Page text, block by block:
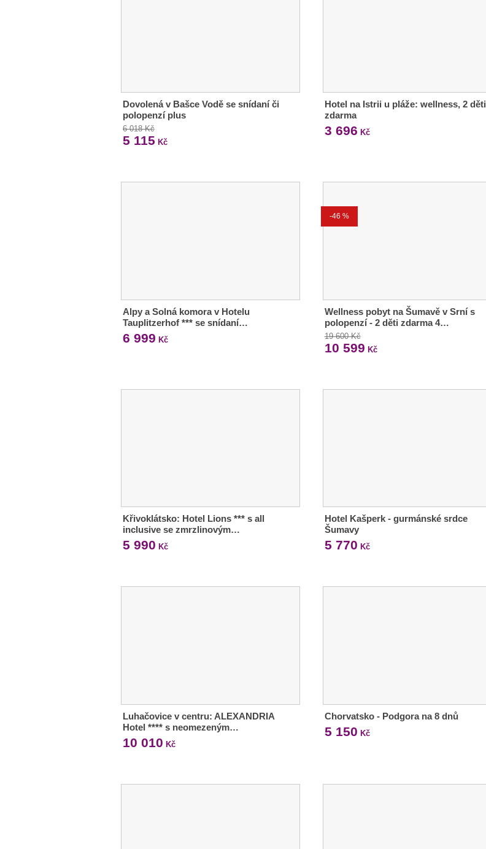
Dovolená v Bašce Vodě se snídaní či
polopenzí plus
6 018 Kč
5 115 Kč
Hotel na Istrii u pláže: wellness, 2 děti
zdarma
3 696 Kč
Alpy a Solná komora v Hotelu
Tauplitzerhof *** se snídaní…
6 999 Kč
-46 %
Wellness pobyt na Šumavě v Srní s
polopenzí - 2 děti zdarma 4…
19 600 Kč
10 599 Kč
Křivoklátsko: Hotel Lions *** s all
inclusive se zmrzlinovým…
5 990 Kč
Hotel Kašperk - gurmánské srdce
Šumavy
5 770 Kč
Luhačovice v centru: ALEXANDRIA
Hotel **** s neomezeným…
10 010 Kč
Chorvatsko - Podgora na 8 dnů
5 150 Kč